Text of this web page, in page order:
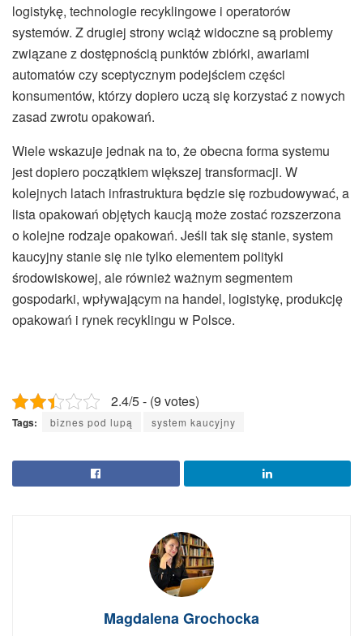
logistykę, technologie recyklingowe i operatorów
systemów. Z drugiej strony wciąż widoczne są problemy
związane z dostępnością punktów zbiórki, awariami
automatów czy sceptycznym podejściem części
konsumentów, którzy dopiero uczą się korzystać z nowych
zasad zwrotu opakowań.
Wiele wskazuje jednak na to, że obecna forma systemu
jest dopiero początkiem większej transformacji. W
kolejnych latach infrastruktura będzie się rozbudowywać, a
lista opakowań objętych kaucją może zostać rozszerzona
o kolejne rodzaje opakowań. Jeśli tak się stanie, system
kaucyjny stanie się nie tylko elementem polityki
środowiskowej, ale również ważnym segmentem
gospodarki, wpływającym na handel, logistykę, produkcję
opakowań i rynek recyklingu w Polsce.
2.4/5 - (9 votes)
Tags: biznes pod lupą system kaucyjny
Magdalena Grochocka